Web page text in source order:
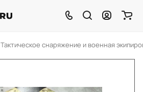
Тактическое снаряжение и военная